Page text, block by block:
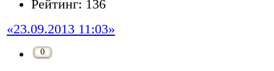
Рейтинг: 136
«23.09.2013 11:03»
0